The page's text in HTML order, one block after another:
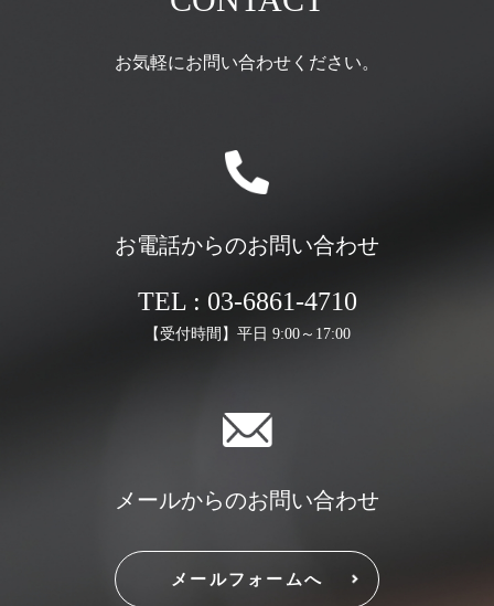
お気軽にお問い合わせください。
お電話からのお問い合わせ
TEL : 03-6861-4710
【受付時間】平日 9:00～17:00
メールからのお問い合わせ
メールフォームへ